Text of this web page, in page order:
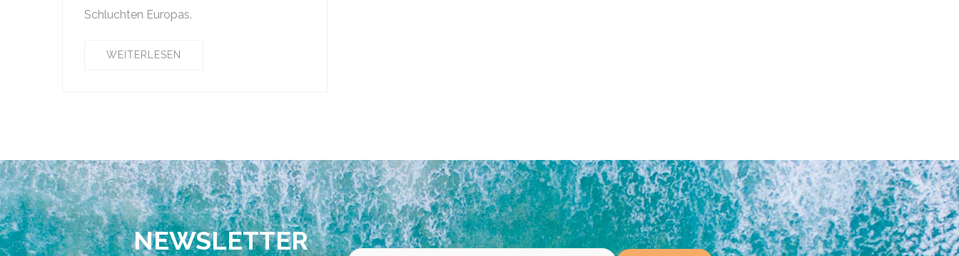
Schluchten Europas.
WEITERLESEN
NEWSLETTER Bitte lasse dieses Feld leer.